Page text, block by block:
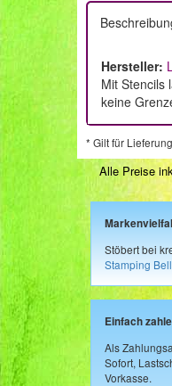
Hersteller:
Mit Stencils
keine
* Gilt für
Alle Preise
Stöbert bei
Stamping
Einfach
Als
Sofort,
Vorkasse.